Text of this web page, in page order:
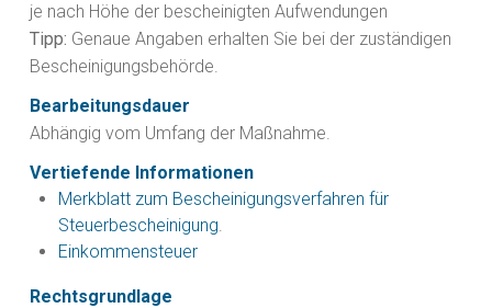
je nach Höhe der bescheinigten Aufwendungen
Tipp: Genaue Angaben erhalten Sie bei der zuständigen
Bescheinigungsbehörde.
Bearbeitungsdauer
Abhängig vom Umfang der Maßnahme.
Vertiefende Informationen
Merkblatt zum Bescheinigungsverfahren für
Steuerbescheinigung
Einkommensteuer
Rechtsgrundlage